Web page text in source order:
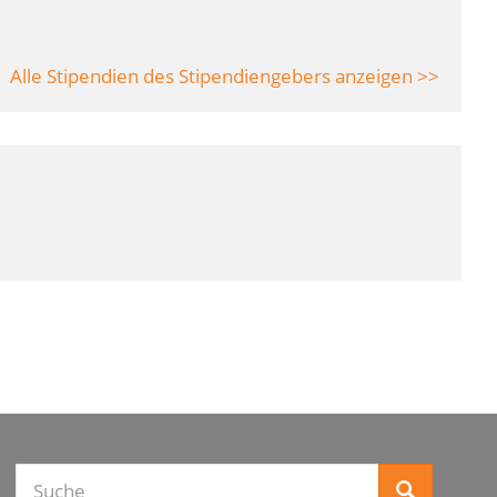
Alle Stipendien des Stipendiengebers anzeigen >>